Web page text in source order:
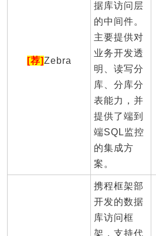
[荐]Zebra
据库访问层
的中间件。
主要提供对
业务开发透
明、读写分
库、分库分
表能力，并
提供了端到
端SQL监控
的集成方
案。
携程框架部
开发的数据
库访问框
架，支持代